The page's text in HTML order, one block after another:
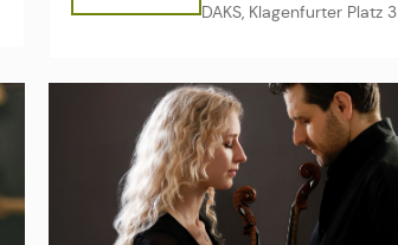
DAKS, Klagenfurter Platz 3